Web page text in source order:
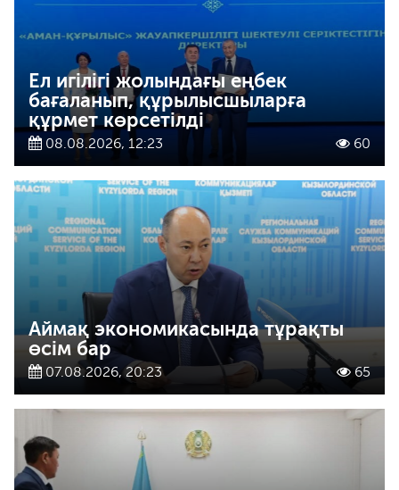
Ел игілігі жолындағы еңбек
бағаланып, құрылысшыларға
құрмет көрсетілді
08.08.2026, 12:23 60
Аймақ экономикасында тұрақты
өсім бар
07.08.2026, 20:23 65